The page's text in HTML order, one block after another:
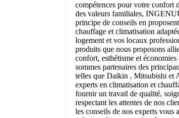
compétences pour votre confort
des valeurs familiales,
principe de conseils en
chauffage et climatisation
logement et vos locaux
produits que nous proposons
confort, esthétisme et
sommes partenaires des
telles que Daikin , Mitsubishi et
experts en climatisation et
fournir un travail de qualité,
respectant les attentes de nos
les conseils de nos experts vous